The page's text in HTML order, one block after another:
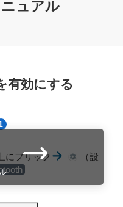
ュアル
有効にする
にフリック
（設